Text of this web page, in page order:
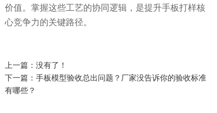
价值。掌握这些工艺的协同逻辑，是提升手板打样核
心竞争力的关键路径。
上一篇：没有了！
下一篇： 手板模型验收总出问题？厂家没告诉你的验收标准
有哪些？